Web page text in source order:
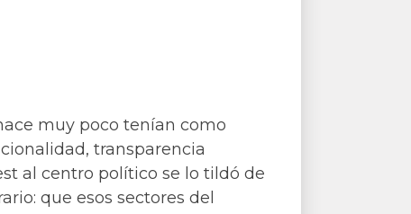
muy poco tenían como
transparencia
al centro político se lo tildó de
que esos sectores del